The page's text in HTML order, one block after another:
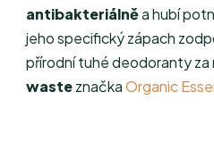
antibakteriálněa hubí
jeho specifický zápach
přírodní tuhé deodoranty za
wasteznačkaOrganic